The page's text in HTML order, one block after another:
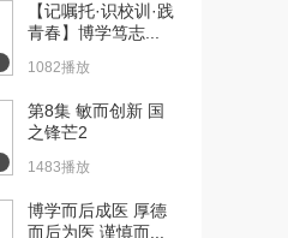
【记嘱托·识校训·践
青春】博学笃志...
1082播放
第8集 敏而创新 国
之锋芒2
1483播放
博学而后成医 厚德
而后为医 谨慎而...